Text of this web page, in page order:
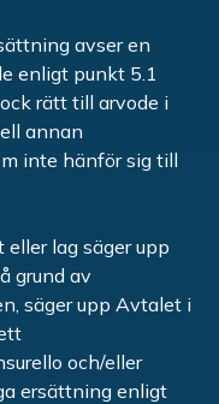
avser en
enligt punkt 5.1
rätt till arvode i
annan
inte hänför sig till
lag säger upp
grund av
säger upp Avtalet i
och/eller
ersättning enligt